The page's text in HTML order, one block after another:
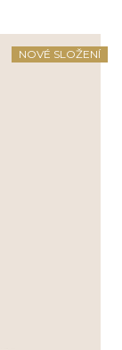
NOVÉ SLOŽENÍ